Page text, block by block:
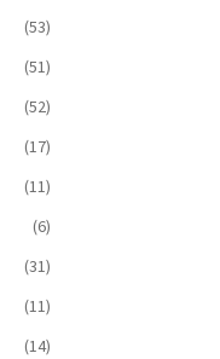
(53)
(51)
(52)
(17)
(11)
(6)
(31)
(11)
(14)